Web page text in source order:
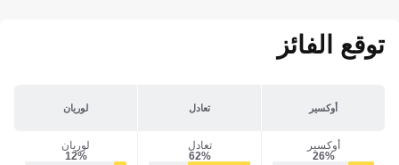
توقع الفائز
أوكسير تعادل لوريان
أوكسير
26‎%‎
تعادل
62‎%‎
لوريان
12‎%‎